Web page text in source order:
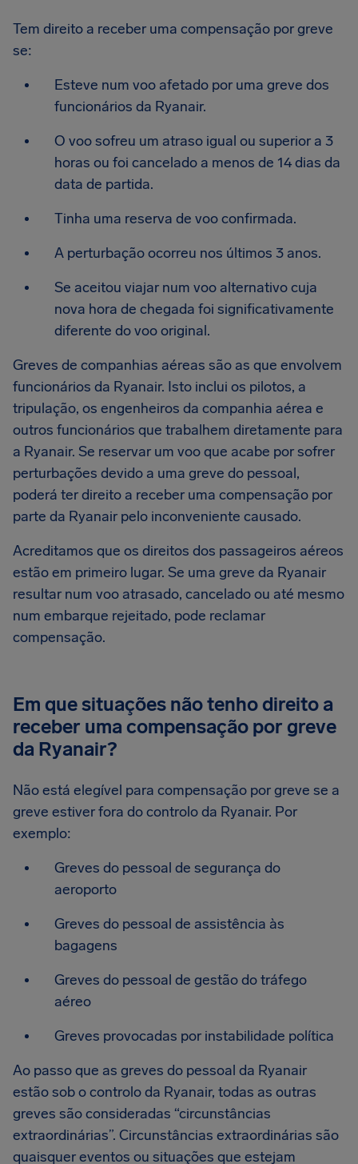
Tem direito a receber uma compensação por greve
se:
Esteve num voo afetado por uma greve dos
funcionários da Ryanair.
O voo sofreu um atraso igual ou superior a 3
horas ou foi cancelado a menos de 14 dias da
data de partida.
Tinha uma reserva de voo confirmada.
A perturbação ocorreu nos últimos 3 anos.
Se aceitou viajar num voo alternativo cuja
nova hora de chegada foi significativamente
diferente do voo original.
Greves de companhias aéreas são as que envolvem
funcionários da Ryanair. Isto inclui os pilotos, a
tripulação, os engenheiros da companhia aérea e
outros funcionários que trabalhem diretamente para
a Ryanair. Se reservar um voo que acabe por sofrer
perturbações devido a uma greve do pessoal,
poderá ter direito a receber uma compensação por
parte da Ryanair pelo inconveniente causado.
Acreditamos que os direitos dos passageiros aéreos
estão em primeiro lugar. Se uma greve da Ryanair
resultar num voo atrasado, cancelado ou até mesmo
num embarque rejeitado, pode reclamar
compensação.
Em que situações não tenho direito a
receber uma compensação por greve
da Ryanair?
Não está elegível para compensação por greve se a
greve estiver fora do controlo da Ryanair. Por
exemplo:
Greves do pessoal de segurança do
aeroporto
Greves do pessoal de assistência às
bagagens
Greves do pessoal de gestão do tráfego
aéreo
Greves provocadas por instabilidade política
Ao passo que as greves do pessoal da Ryanair
estão sob o controlo da Ryanair, todas as outras
greves são consideradas “circunstâncias
extraordinárias”. Circunstâncias extraordinárias são
quaisquer eventos ou situações que estejam